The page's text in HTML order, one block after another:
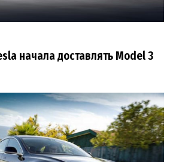
начала доставлять Model 3